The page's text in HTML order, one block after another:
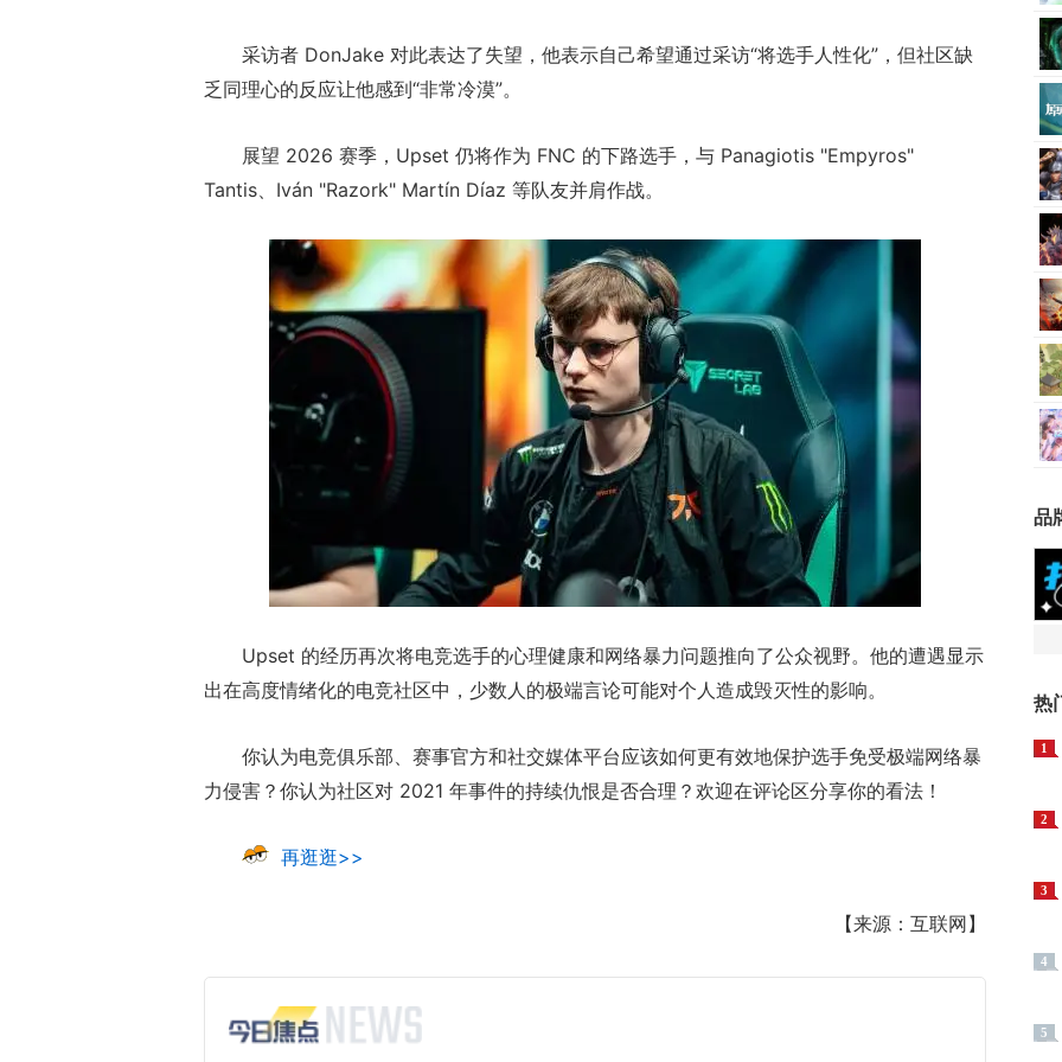
采访者 DonJake 对此表达了失望，他表示自己希望通过采访“将选手人性化”，但社区缺
乏同理心的反应让他感到“非常冷漠”。
展望 2026 赛季，Upset 仍将作为 FNC 的下路选手，与 Panagiotis "Empyros"
Tantis、Iván "Razork" Martín Díaz 等队友并肩作战。
Upset 的经历再次将电竞选手的心理健康和网络暴力问题推向了公众视野。他的遭遇显示
出在高度情绪化的电竞社区中，少数人的极端言论可能对个人造成毁灭性的影响。
你认为电竞俱乐部、赛事官方和社交媒体平台应该如何更有效地保护选手免受极端网络暴
力侵害？你认为社区对 2021 年事件的持续仇恨是否合理？欢迎在评论区分享你的看法！
再逛逛>>
【来源：互联网】
品
热
1
2
3
4
5